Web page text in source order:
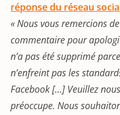
réponse du réseau
« Nous vous remercions
commentaire pour
n’a pas été supprimé
n’enfreint pas les
Facebook […] Veuillez
préoccupe. Nous